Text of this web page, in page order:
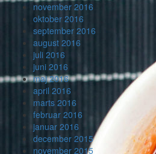
november 2016
oktober 2016
september 2016
august 2016
juli 2016
juni 2016
maj 2016
april 2016
marts 2016
februar 2016
januar 2016
december 2015
november 2015